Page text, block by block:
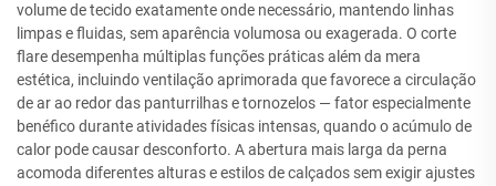
volume de tecido exatamente onde necessário, mantendo linhas
limpas e fluidas, sem aparência volumosa ou exagerada. O corte
flare desempenha múltiplas funções práticas além da mera
estética, incluindo ventilação aprimorada que favorece a circulação
de ar ao redor das panturrilhas e tornozelos — fator especialmente
benéfico durante atividades físicas intensas, quando o acúmulo de
calor pode causar desconforto. A abertura mais larga da perna
acomoda diferentes alturas e estilos de calçados sem exigir ajustes